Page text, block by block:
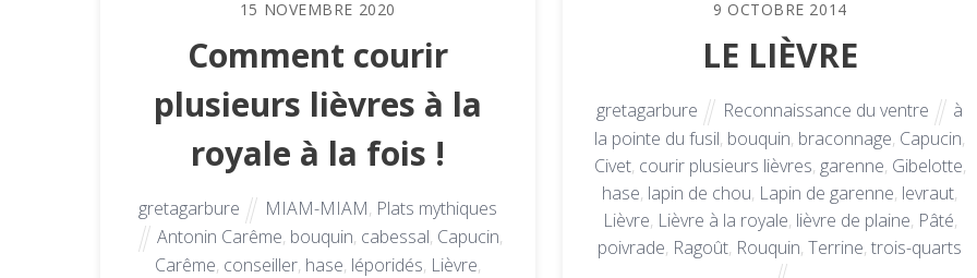
15 NOVEMBRE 2020
Comment courir
plusieurs lièvres à la
royale à la fois !
gretagarbure MIAM-MIAM, Plats mythiques
Antonin Carême, bouquin, cabessal, Capucin,
Carême, conseiller, hase, léporidés, Lièvre,
9 OCTOBRE 2014
LE LIÈVRE
gretagarbure Reconnaissance du ventre
à
la pointe du fusil, bouquin, braconnage, Capucin,
Civet, courir plusieurs lièvres, garenne, Gibelotte,
hase, lapin de chou, Lapin de garenne, levraut,
Lièvre, Lièvre à la royale, lièvre de plaine, Pâté,
poivrade, Ragoût, Rouquin,Terrine,trois-quarts